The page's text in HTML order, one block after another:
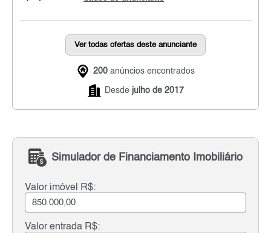
Ver todas ofertas deste anunciante
200 anúncios encontrados
Desde julho de 2017
Simulador de Financiamento Imobiliário
Valor imóvel R$:
Valor entrada R$: